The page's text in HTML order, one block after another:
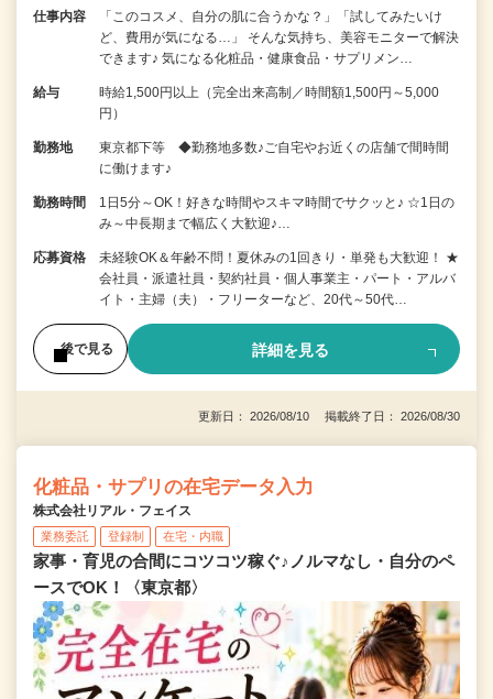
仕事内容
「このコスメ、自分の肌に合うかな？」「試してみたいけ
ど、費用が気になる…」 そんな気持ち、美容モニターで解決
できます♪ 気になる化粧品・健康食品・サプリメン…
給与
時給1,500円以上（完全出来高制／時間額1,500円～5,000
円）
勤務地
東京都下等 ◆勤務地多数♪ご自宅やお近くの店舗で間時間
に働けます♪
勤務時間
1日5分～OK！好きな時間やスキマ時間でサクッと♪ ☆1日の
み～中長期まで幅広く大歓迎♪…
応募資格
未経験OK＆年齢不問！夏休みの1回きり・単発も大歓迎！ ★
会社員・派遣社員・契約社員・個人事業主・パート・アルバ
イト・主婦（夫）・フリーターなど、20代～50代…
後で見る 詳細を見る
更新日： 2026/08/10 掲載終了日： 2026/08/30
化粧品・サプリの在宅データ入力
株式会社リアル・フェイス
業務委託 登録制 在宅・内職
家事・育児の合間にコツコツ稼ぐ♪ノルマなし・自分のペ
ースでOK！〈東京都〉